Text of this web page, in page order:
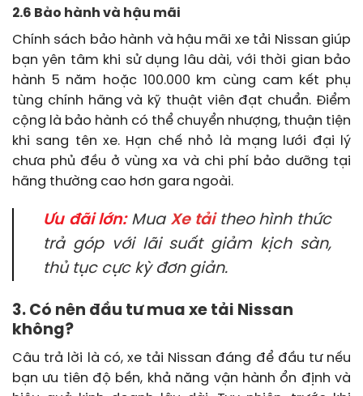
2.6 Bảo hành và hậu mãi
Chính sách bảo hành và hậu mãi xe tải Nissan giúp
bạn yên tâm khi sử dụng lâu dài, với thời gian bảo
hành 5 năm hoặc 100.000 km cùng cam kết phụ
tùng chính hãng và kỹ thuật viên đạt chuẩn. Điểm
cộng là bảo hành có thể chuyển nhượng, thuận tiện
khi sang tên xe. Hạn chế nhỏ là mạng lưới đại lý
chưa phủ đều ở vùng xa và chi phí bảo dưỡng tại
hãng thường cao hơn gara ngoài.
Ưu đãi lớn:Mua Xe tảitheo hình thức
trả góp với lãi suất giảm kịch sàn,
thủ tục cực kỳ đơn giản.
3. Có nên đầu tư mua xe tải Nissan
không?
Câu trả lời là có, xe tải Nissan đáng để đầu tư nếu
bạn ưu tiên độ bền, khả năng vận hành ổn định và